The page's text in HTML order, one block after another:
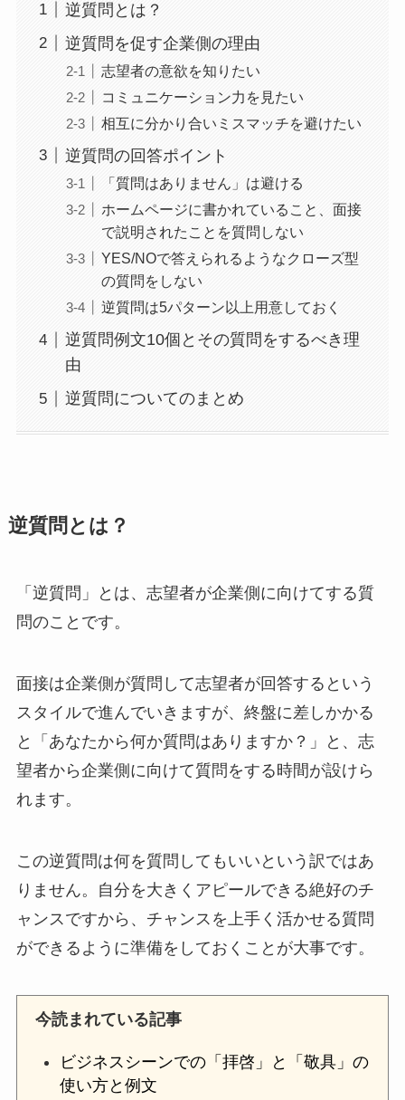
逆質問とは？
逆質問を促す企業側の理由
志望者の意欲を知りたい
コミュニケーション力を見たい
相互に分かり合いミスマッチを避けたい
逆質問の回答ポイント
「質問はありません」は避ける
ホームページに書かれていること、面接
で説明されたことを質問しない
YES/NOで答えられるようなクローズ型
の質問をしない
逆質問は5パターン以上用意しておく
逆質問例文10個とその質問をするべき理
由
逆質問についてのまとめ
逆質問とは？
「逆質問」とは、志望者が企業側に向けてする質
問のことです。
面接は企業側が質問して志望者が回答するという
スタイルで進んでいきますが、終盤に差しかかる
と「あなたから何か質問はありますか？」と、志
望者から企業側に向けて質問をする時間が設けら
れます。
この逆質問は何を質問してもいいという訳ではあ
りません。自分を大きくアピールできる絶好のチ
ャンスですから、チャンスを上手く活かせる質問
ができるように準備をしておくことが大事です。
今読まれている記事
ビジネスシーンでの「拝啓」と「敬具」の
使い方と例文